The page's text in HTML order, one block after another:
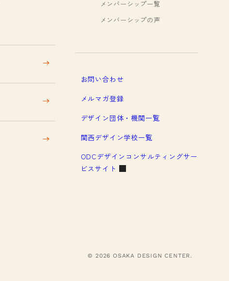
メンバーシップ一覧
メンバーシップの声
お問い合わせ
メルマガ登録
デザイン団体・機関一覧
関西デザイン学校一覧
ODCデザインコンサルティングサー
ビスサイト
© 2026 OSAKA DESIGN CENTER.